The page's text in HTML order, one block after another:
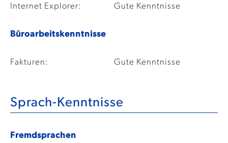
Internet Explorer: Gute Kenntnisse
Büroarbeitskenntnisse
Fakturen: Gute Kenntnisse
Sprach-Kenntnisse
Fremdsprachen